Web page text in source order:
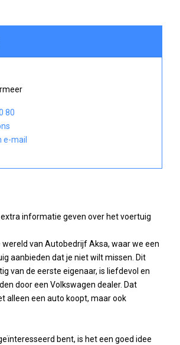
extra informatie geven over het voertuig
wereld van Autobedrijf Aksa, waar we een
aanbieden dat je niet wilt missen. Dit
van de eerste eigenaar, is liefdevol en
door een Volkswagen dealer. Dat
alleen een auto koopt, maar ook
bent, is het een goed idee
80
e-mail